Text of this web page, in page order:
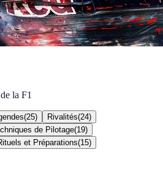
la F1
(25) Rivalités(24)
de Pilotage(19)
et Préparations(15)